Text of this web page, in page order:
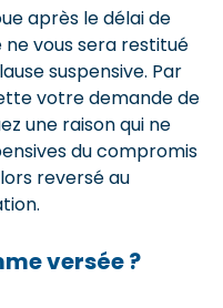
après le délai de
vous sera restitué
suspensive. Par
votre demande de
une raison qui ne
du compromis
reversé au
versée ?